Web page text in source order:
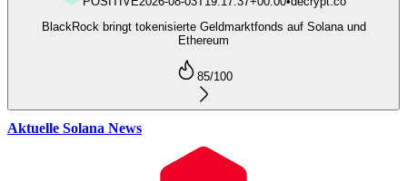
BlackRock bringt tokenisierte Geldmarktfonds auf Solana und
Ethereum
85/100
Aktuelle Solana News